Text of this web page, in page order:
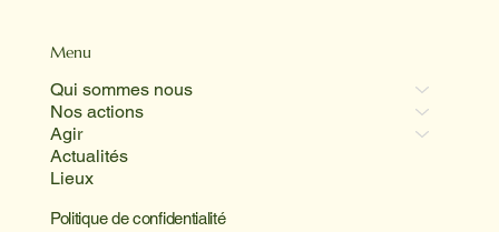
Menu
Qui sommes nous
Nos actions
Agir
Actualités
Lieux
Politique de confidentialité